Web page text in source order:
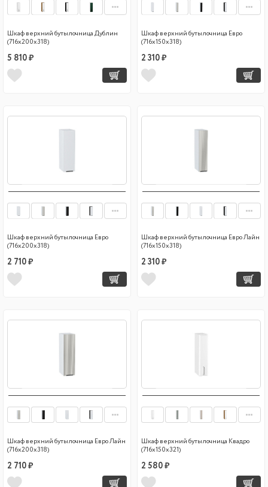
Шкаф верхний бутылочница Дублин
(716х200х318)
5 810 ₽
Шкаф верхний бутылочница Евро
(716х150х318)
2 310 ₽
Шкаф верхний бутылочница Евро
(716х200х318)
2 710 ₽
Шкаф верхний бутылочница Евро Лайн
(716х150х318)
2 310 ₽
Шкаф верхний бутылочница Евро Лайн
(716х200х318)
2 710 ₽
Шкаф верхний бутылочница Квадро
(716х150х321)
2 580 ₽